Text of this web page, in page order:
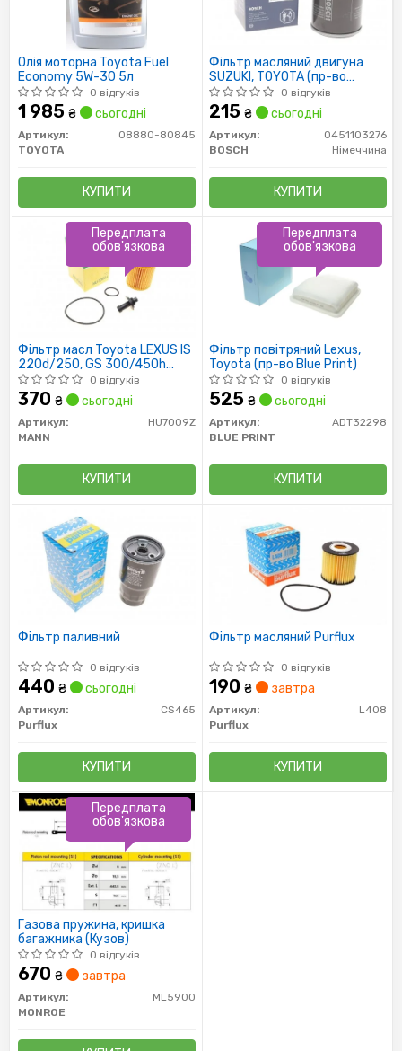
Олія моторна Toyota Fuel
Economy 5W-30 5л
0 відгуків
1 985 ₴ сьогодні
Артикул:
08880-80845
TOYOTA
КУПИТИ
Фільтр масляний двигуна
SUZUKI, TOYOTA (пр-во
Bosch)
0 відгуків
215 ₴ сьогодні
Артикул:
0451103276
BOSCH
Німеччина
КУПИТИ
Фільтр масл Toyota LEXUS IS
220d/250, GS 300/450h
10/05 04152-31080
0 відгуків
370 ₴ сьогодні
Артикул:
HU7009Z
MANN
КУПИТИ
Передплата
обов'язкова
Фільтр повітряний Lexus,
Toyota (пр-во Blue Print)
0 відгуків
525 ₴ сьогодні
Артикул:
ADT32298
BLUE PRINT
КУПИТИ
Передплата
обов'язкова
Фільтр паливний
0 відгуків
440 ₴ сьогодні
Артикул:
CS465
Purflux
КУПИТИ
Фільтр масляний Purflux
0 відгуків
190 ₴ завтра
Артикул:
L408
Purflux
КУПИТИ
Газова пружина, кришка
багажника (Кузов)
0 відгуків
670 ₴ завтра
Артикул:
ML5900
MONROE
Передплата
обов'язкова